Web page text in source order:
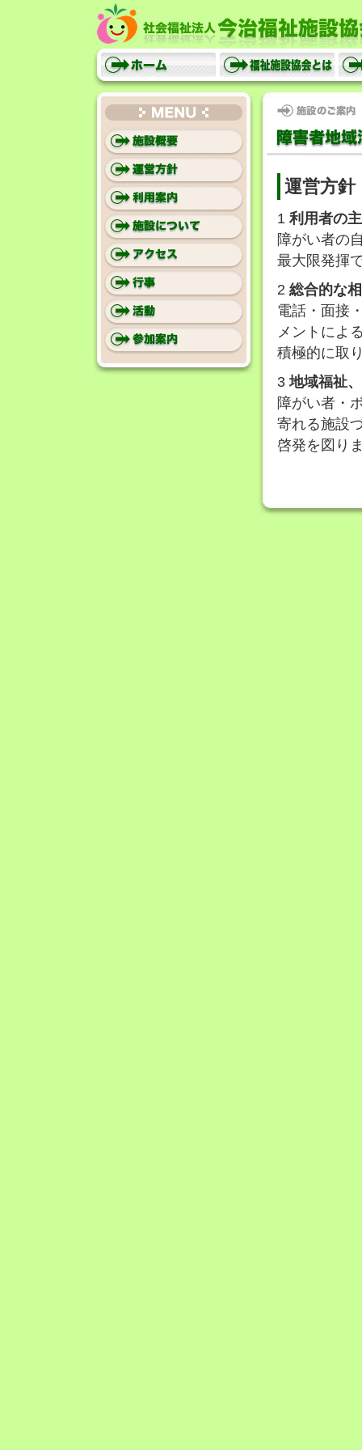
社会福
運営方針
1 利用者の
障がい者の
最大限発揮
2 総合的な
電話・面接
メントによ
積極的に取
3地域福祉
障がい者・
寄れる施設
啓発を図り
ホーム 福祉施設協会とは